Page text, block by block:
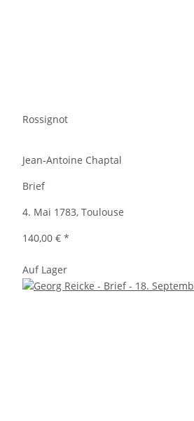
Rossignot
Jean-Antoine Chaptal
Brief
4. Mai 1783, Toulouse
140,00 € *
Auf Lager